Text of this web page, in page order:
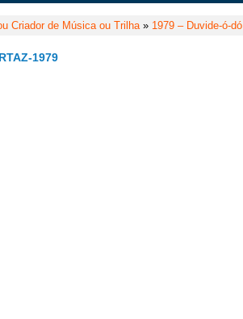
Criador de Música ou Trilha» 1979 – Duvide-ó-dó
1979